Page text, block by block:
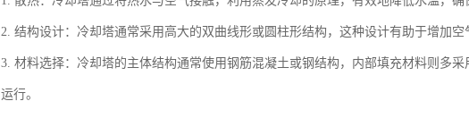
2. 结构设计：冷却塔通常采用高大的双曲线形或圆柱形结构，这种设计有助于增加
3. 材料选择：冷却塔的主体结构通常使用钢筋混凝土或钢结构，内部填充材料则多
运行。